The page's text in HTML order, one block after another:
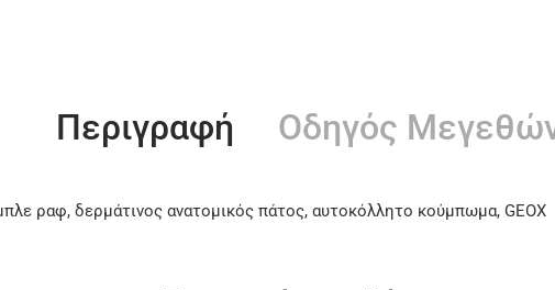
Περιγραφή Οδηγός
ραφ, δερμάτινος ανατομικός πάτος, αυτοκόλλητο κούμπωμα, GEOX